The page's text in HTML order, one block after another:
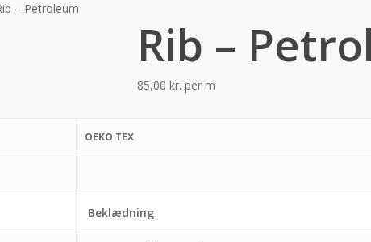
– Petroleum
Rib –
85,00 kr. per m
OEKO TEX
Beklædning